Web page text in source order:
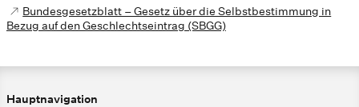
Bundesgesetzblatt – Gesetz über die Selbstbestimmung in
Bezug auf den Geschlechtseintrag (SBGG)
Hauptnavigation